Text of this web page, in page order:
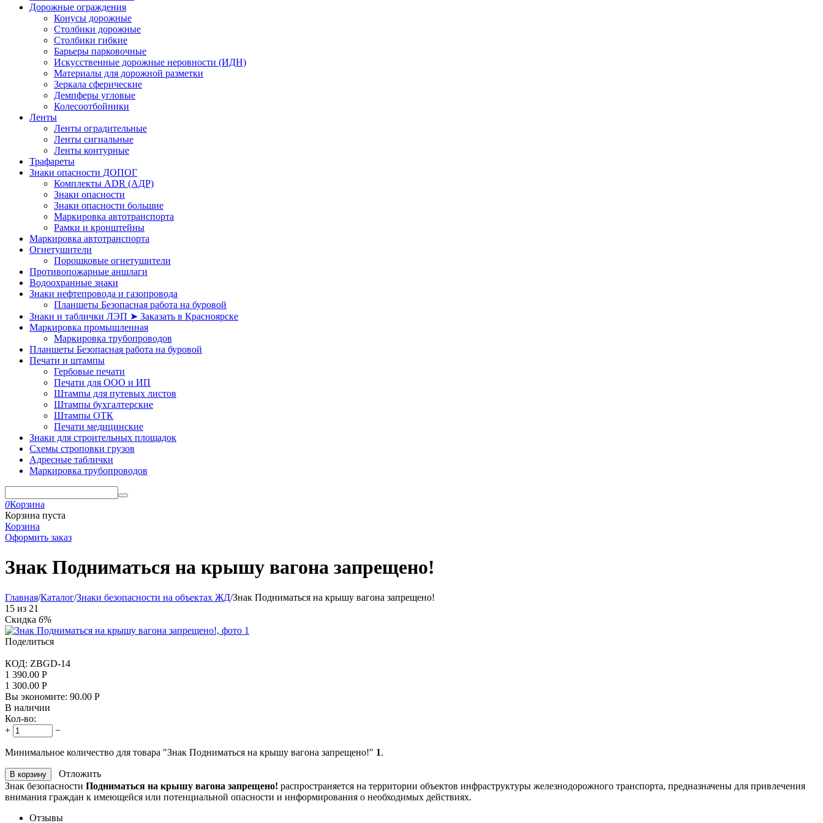
Дорожные ограждения
Конусы дорожные
Столбики дорожные
Столбики гибкие
Барьеры парковочные
Искусственные дорожные неровности (ИДН)
Материалы для дорожной разметки
Зеркала сферические
Демпферы угловые
Колесоотбойники
Ленты
Ленты оградительные
Ленты сигнальные
Ленты контурные
Трафареты
Знаки опасности ДОПОГ
Комплекты ADR (АДР)
Знаки опасности
Знаки опасности большие
Маркировка автотранспорта
Рамки и кронштейны
Маркировка автотранспорта
Огнетушители
Порошковые огнетушители
Противопожарные аншлаги
Водоохранные знаки
Знаки нефтепровода и газопровода
Планшеты Безопасная работа на буровой
Знаки и таблички ЛЭП ➤ Заказать в Красноярске
Маркировка промышленная
Маркировка трубопроводов
Планшеты Безопасная работа на буровой
Печати и штампы
Гербовые печати
Печати для ООО и ИП
Штампы для путевых листов
Штампы бухгалтерские
Штампы ОТК
Печати медицинские
Знаки для строительных площадок
Схемы строповки грузов
Адресные таблички
Маркировка трубопроводов
0Корзина
Корзина пуста
Корзина
Оформить заказ
Знак Подниматься на крышу вагона запрещено!
Главная/Каталог/Знаки безопасности на объектах ЖД/Знак Подниматься на крышу вагона запрещено!
15 из 21
Скидка 6%
Поделиться
КОД: ZBGD-14
1 390.00 Р
1 300.00 Р
Вы экономите: 90.00 Р
В наличии
Кол-во:
+
−
Минимальное количество для товара "Знак Подниматься на крышу вагона запрещено!" 1.
В корзину
Отложить
Знак безопасности Подниматься на крышу вагона запрещено! распространяется на территории объектов инфраструктуры железнодорожного транспорта, предназначены для привлечения
внимания граждан к имеющейся или потенциальной опасности и информирования о необходимых действиях.
Отзывы